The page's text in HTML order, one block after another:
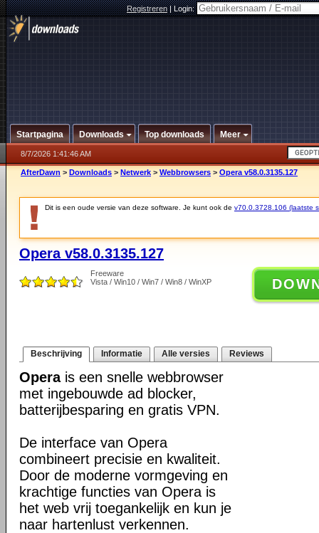
Registreren|Login:
Startpagina Downloads Top downloads Meer
8/7/2026 1:41:46 AM
AfterDawn > Downloads > Netwerk > Webbrowsers > Opera v58.0.3135.127
Dit is een oude versie van deze software. Je kunt ook de v70.0.3728.106 (laatste
Opera v58.0.3135.127
Freeware
Vista / Win10 / Win7 / Win8 / WinXP
Beschrijving Informatie Alle versies Reviews
Operais een snelle webbrowser
met ingebouwde ad blocker,
batterijbesparing en gratis VPN.
De interface van Opera
combineert precisie en kwaliteit.
Door de moderne vormgeving en
krachtige functies van Opera is
het web vrij toegankelijk en kun je
naar hartenlust verkennen.